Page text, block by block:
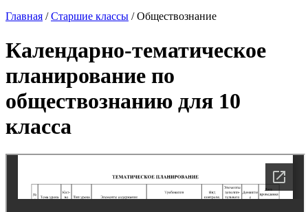
Главная /Старшие классы /Обществознание
Календарно-тематическое
планирование по
обществознанию для 10
класса